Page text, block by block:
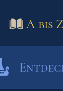
Termine
A bis Z